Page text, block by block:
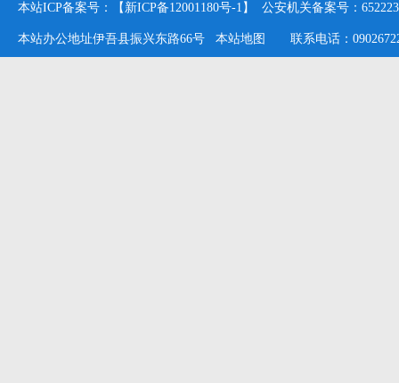
本站ICP备案号：【新ICP备12001180号-1】 公安机关备案号：
本站办公地址伊吾县振兴东路66号 本站地图 联系电话：